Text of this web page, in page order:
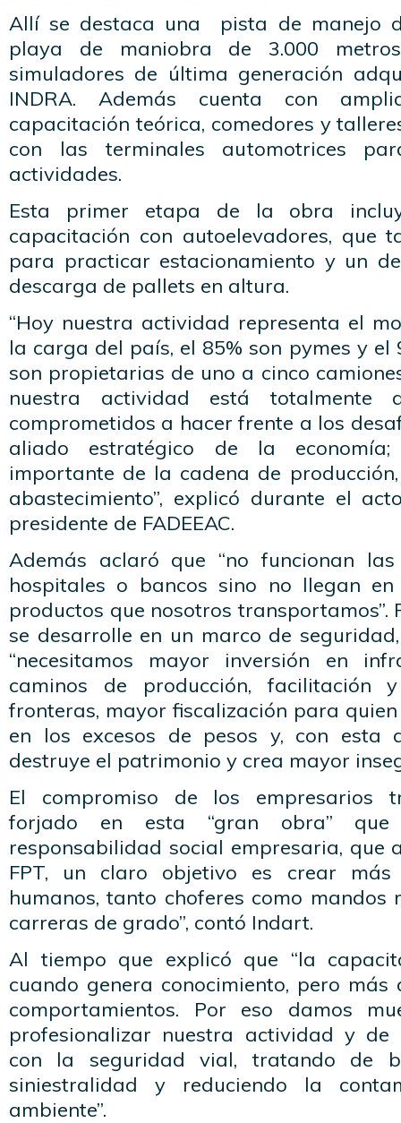
Allí se destaca una pista de manejo
playa de maniobra de 3.000
simuladores de última generación
INDRA. Además cuenta con
capacitación teórica, comedores y
con las terminales automotrices
actividades.
Esta primer etapa de la obra
capacitación con autoelevadores, que
para practicar estacionamiento y un
descarga de pallets en altura.
“Hoy nuestra actividad representa el
la carga del país, el 85% son pymes y el
son propietarias de uno a cinco
nuestra actividad está totalmente
comprometidos a hacer frente a los
aliado estratégico de la
importante de la cadena de
abastecimiento”, explicó durante el
presidente de FADEEAC.
Además aclaró que “no funcionan las
hospitales o bancos sino no llegan
productos que nosotros
se desarrolle en un marco de
“necesitamos mayor inversión en
caminos de producción, facilitación
fronteras, mayor fiscalización para
en los excesos de pesos y, con esta
destruye el patrimonio y crea mayor
El compromiso de los empresarios
forjado en esta “gran obra”
responsabilidad social empresaria, que
FPT, un claro objetivo es crear más
humanos, tanto choferes como mandos
carreras de grado”, contó Indart.
Al tiempo que explicó que “la
cuando genera conocimiento, pero
comportamientos. Por eso damos
profesionalizar nuestra actividad y de
con la seguridad vial, tratando de
siniestralidad y reduciendo la
ambiente”.